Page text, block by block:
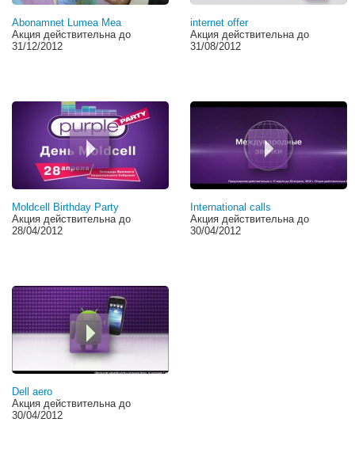
Abonamnet Lumea Mea
Акция действительна до
31/12/2012
internet offer
Акция действительна до
31/08/2012
Moldcell Birthday Party
Акция действительна до
28/04/2012
International calls
Акция действительна до
30/04/2012
Dell aero
Акция действительна до
30/04/2012